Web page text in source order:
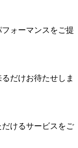
ォーマンスをご提
だけお待たせしま
けるサービスをご